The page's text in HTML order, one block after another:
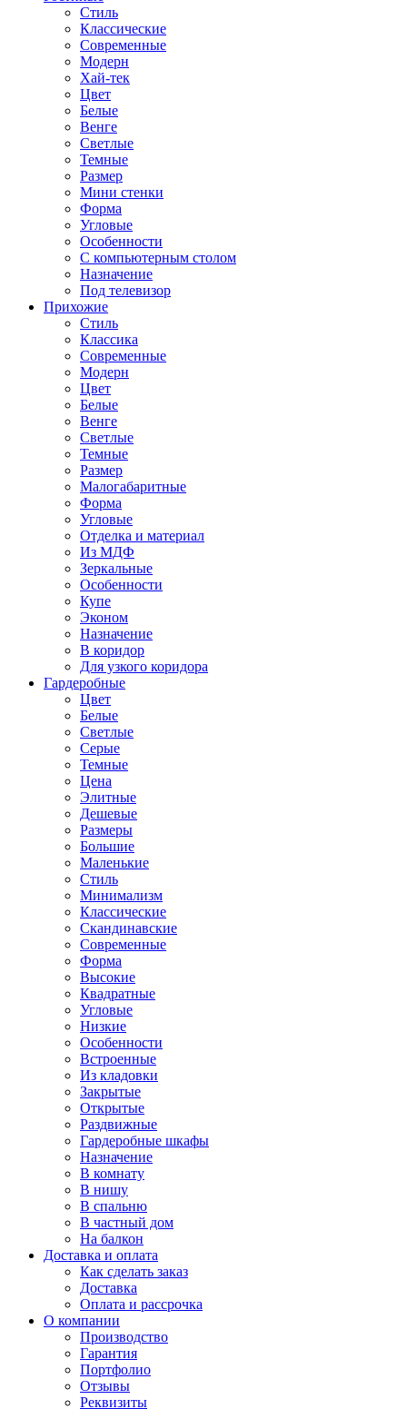
Стиль
Классические
Современные
Модерн
Хай-тек
Цвет
Белые
Венге
Светлые
Темные
Размер
Мини стенки
Форма
Угловые
Особенности
С компьютерным столом
Назначение
Под телевизор
Прихожие
Стиль
Классика
Современные
Модерн
Цвет
Белые
Венге
Светлые
Темные
Размер
Малогабаритные
Форма
Угловые
Отделка и материал
Из МДФ
Зеркальные
Особенности
Купе
Эконом
Назначение
В коридор
Для узкого коридора
Гардеробные
Цвет
Белые
Светлые
Серые
Темные
Цена
Элитные
Дешевые
Размеры
Большие
Маленькие
Стиль
Минимализм
Классические
Скандинавские
Современные
Форма
Высокие
Квадратные
Угловые
Низкие
Особенности
Встроенные
Из кладовки
Закрытые
Открытые
Раздвижные
Гардеробные шкафы
Назначение
В комнату
В нишу
В спальню
В частный дом
На балкон
Доставка и оплата
Как сделать заказ
Доставка
Оплата и рассрочка
О компании
Производство
Гарантия
Портфолио
Отзывы
Реквизиты